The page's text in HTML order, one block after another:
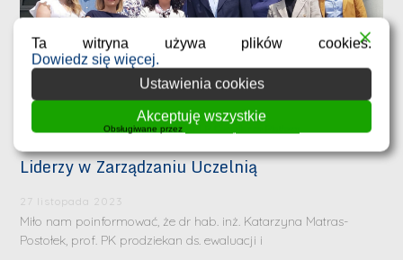
Liderzy w Zarządzaniu Uczelnią
27 listopada 2023
Miło nam poinformować, że dr hab. inż. Katarzyna Matras-
Postołek, prof. PK prodziekan ds. ewaluacji i
Ta witryna używa plików cookies.
Dowiedz się więcej.
Ustawienia cookies
Akceptuję wszystkie
Obsługiwane przez WPLP Compliance Platform